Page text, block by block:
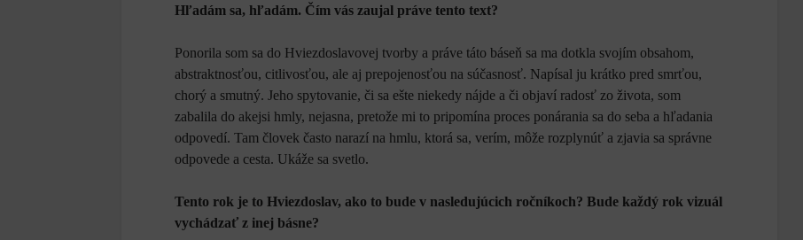
Hľadám sa, hľadám. Čím vás zaujal práve tento text?
Ponorila som sa do Hviezdoslavovej tvorby a práve táto báseň sa ma dotkla svojím obsahom,
abstraktnosťou, citlivosťou, ale aj prepojenosťou na súčasnosť. Napísal ju krátko pred smrťou,
chorý a smutný. Jeho spytovanie, či sa ešte niekedy nájde a či objaví radosť zo života, som
zabalila do akejsi hmly, nejasna, pretože mi to pripomína proces ponárania sa do seba a hľadania
odpovedí. Tam človek často narazí na hmlu, ktorá sa, verím, môže rozplynúť a zjavia sa správne
odpovede a cesta. Ukáže sa svetlo.
Tento rok je to Hviezdoslav, ako to bude v nasledujúcich ročníkoch? Bude každý rok vizuál
vychádzať z inej básne?